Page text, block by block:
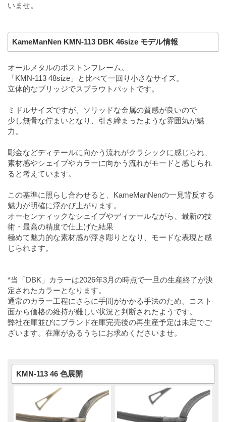
いませ。
KameManNen KMN-113 DBK 46size モデル情報
オールメタルのボストンフレーム。
「KMN-113 48size」と比べて一回り小さなサイズ。
立体的なブリッジでスプラウトパットです。
ミドルサイズですが、ソリッドな金属の質感が良いので
少し無骨な佇まいとなり、引き締まったような雰囲気が魅
力。
彫金などディテールに向かう流れがクラシックに感じられ、
素材感やシェイプやカラーに向かう流れがモードと感じられ
ると考えています。
この基準に照らし合わせると、KameManNenの一見背反する
魅力が明確に浮かび上がります。
オーセンティックなシェイプやディテールながら、最新の技
術・最高の精度で仕上げた結果
極めて魅力的な素材感が浮き彫りとなり、モードな表現と感
じられます。
*当「DBK」カラーは2026年3月の時点で一旦の生産終了が決
定されたカラーとなります。
通常のカラー工程にさらに手間がかかる手法のため、コスト
面から価格の維持が難しい状況と判断されたようです。
弊社在庫並びにブランド在庫完売後の再生産予定は未定でご
ざいます。在庫があるうちにお求めくださいませ。
KMN-113 46 色展開